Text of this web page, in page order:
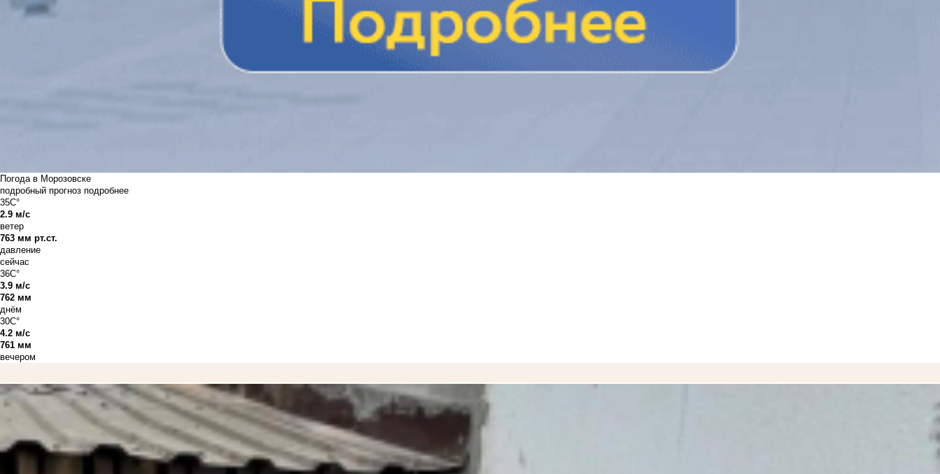
Погода в Морозовске
подробный прогноз подробнее
35C°
2.9 м/с
ветер
763 мм рт.ст.
давление
сейчас
36C°
3.9 м/с
762 мм
днём
30C°
4.2 м/с
761 мм
вечером